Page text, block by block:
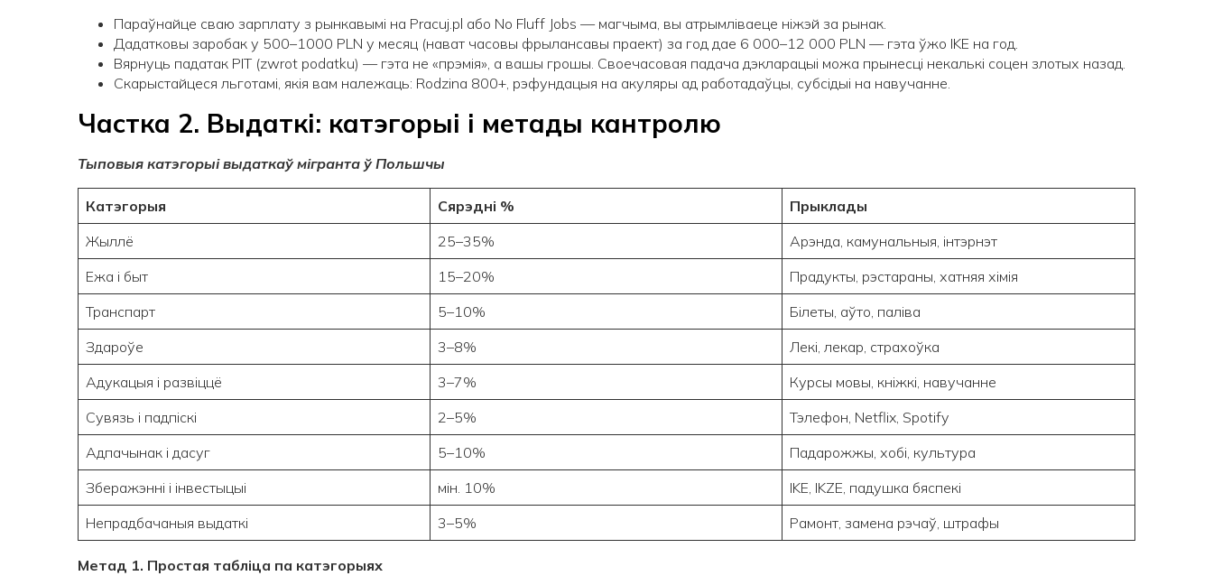
Параўнайце сваю зарплату з рынкавымі на Pracuj.pl або No Fluff Jobs — магчыма, вы атрымліваеце ніжэй за рынак.
Дадатковы заробак у 500–1000 PLN у месяц (нават часовы фрылансавы праект) за год дае 6 000–12 000 PLN — гэта ўжо IKE на год.
Вярнуць падатак PIT (zwrot podatku) — гэта не «прэмія», а вашы грошы. Своечасовая падача дэкларацыі можа прынесці некалькі соцен злотых назад.
Скарыстайцеся льготамі, якія вам належаць: Rodzina 800+, рэфундацыя на акуляры ад работадаўцы, субсідыі на навучанне.
Частка 2. Выдаткі: катэгорыі і метады кантролю
Тыповыя катэгорыі выдаткаў мігранта ў Польшчы
Катэгорыя Сярэдні %
Прыклады
Жыллё
25–35%
Арэнда, камунальныя, інтэрнэт
Ежа і быт
15–20%
Прадукты, рэстараны, хатняя хімія
Транспарт
5–10%
Білеты, аўто, паліва
Здароўе
3–8%
Лекі, лекар, страхоўка
Адукацыя і развіццё
3–7%
Курсы мовы, кніжкі, навучанне
Сувязь і падпіскі
2–5%
Тэлефон, Netflix, Spotify
Адпачынак і дасуг
5–10%
Падарожжы, хобі, культура
Зберажэнні і інвестыцыі
мін. 10%
IKE, IKZE, падушка бяспекі
Непрадбачаныя выдаткі
3–5% Рамонт, замена рэчаў, штрафы
Метад 1. Простая табліца па катэгорыях